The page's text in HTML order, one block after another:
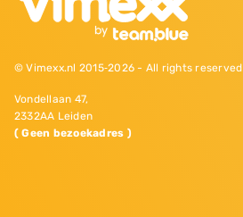
© Vimexx.nl 2015‐2026 - All rights reserved
Vondellaan 47,
2332AA Leiden
( Geen bezoekadres )